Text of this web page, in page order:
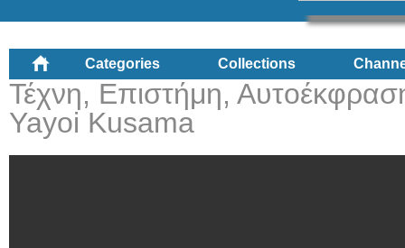
Categories Collections
Τέχνη, Επιστήμη,
Yayoi Kusama